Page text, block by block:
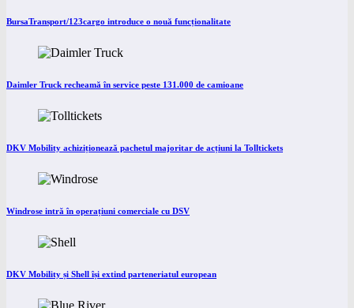
BursaTransport/123cargo introduce o nouă funcționalitate
Daimler Truck recheamă în service peste 131.000 de camioane
DKV Mobility achiziționează pachetul majoritar de acțiuni la Tolltickets
Windrose intră în operațiuni comerciale cu DSV
DKV Mobility și Shell își extind parteneriatul european